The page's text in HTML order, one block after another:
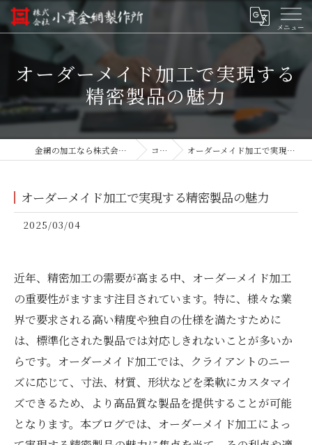
オーダーメイド加工で実現する
精密製品の魅力
金網の加工なら株式会社小貫金網製作所 コラム オーダーメイド加工で実現する精密製品の魅力
オーダーメイド加工で実現する精密製品の魅力
2025/03/04
近年、精密加工の需要が高まる中、オーダーメイド加工
の重要性がますます注目されています。特に、様々な業
界で要求される高い精度や独自の仕様を満たすために
は、標準化された製品では対応しきれないことが多いか
らです。オーダーメイド加工では、クライアントのニー
ズに応じて、寸法、材質、形状などを柔軟にカスタマイ
ズできるため、より高品質な製品を提供することが可能
となります。本ブログでは、オーダーメイド加工によっ